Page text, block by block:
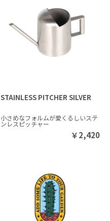
STAINLESS PITCHER SILVER
小さめなフォルムが愛くるしいステ
ンレスピッチャー
￥2,420